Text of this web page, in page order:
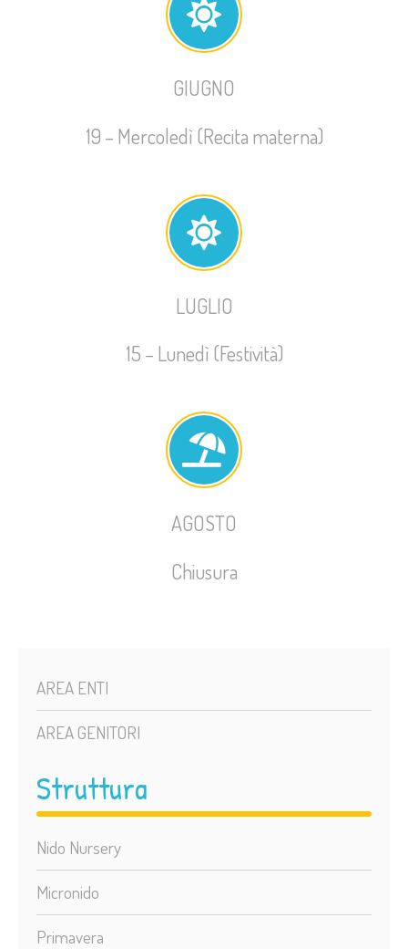
AREA ENTI
AREA GENITORI
Struttura
Nido Nursery
Micronido
Primavera
GIUGNO
19 – Mercoledì (Recita materna)
LUGLIO
15 – Lunedì (Festività)
AGOSTO
Chiusura